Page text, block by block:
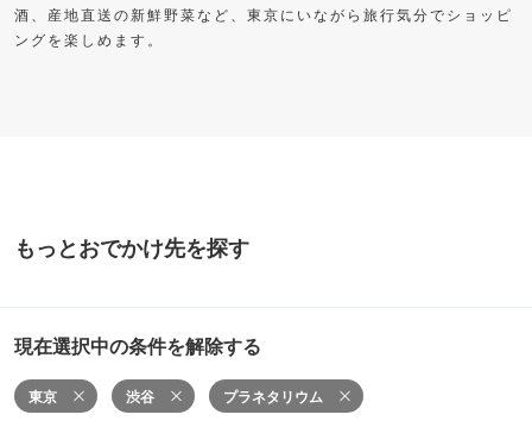
酒、産地直送の新鮮野菜など、東京にいながら旅行気分でショッピ
ングを楽しめます。
もっとおでかけ先を探す
現在選択中の条件を解除する
東京 渋谷 プラネタリウム